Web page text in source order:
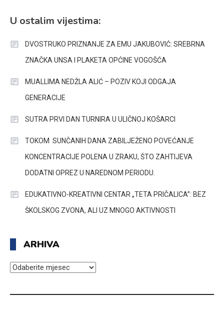
U ostalim vijestima:
DVOSTRUKO PRIZNANJE ZA EMU JAKUBOVIĆ: SREBRNA
ZNAČKA UNSA I PLAKETA OPĆINE VOGOŠĆA
MUALLIMA NEDŽLA ALIĆ – POZIV KOJI ODGAJA
GENERACIJE
SUTRA PRVI DAN TURNIRA U ULIČNOJ KOŠARCI
TOKOM SUNČANIH DANA ZABILJEŽENO POVEĆANJE
KONCENTRACIJE POLENA U ZRAKU, ŠTO ZAHTIJEVA
DODATNI OPREZ U NAREDNOM PERIODU.
EDUKATIVNO-KREATIVNI CENTAR „TETA PRIČALICA”: BEZ
ŠKOLSKOG ZVONA, ALI UZ MNOGO AKTIVNOSTI
ARHIVA
ARHIVA